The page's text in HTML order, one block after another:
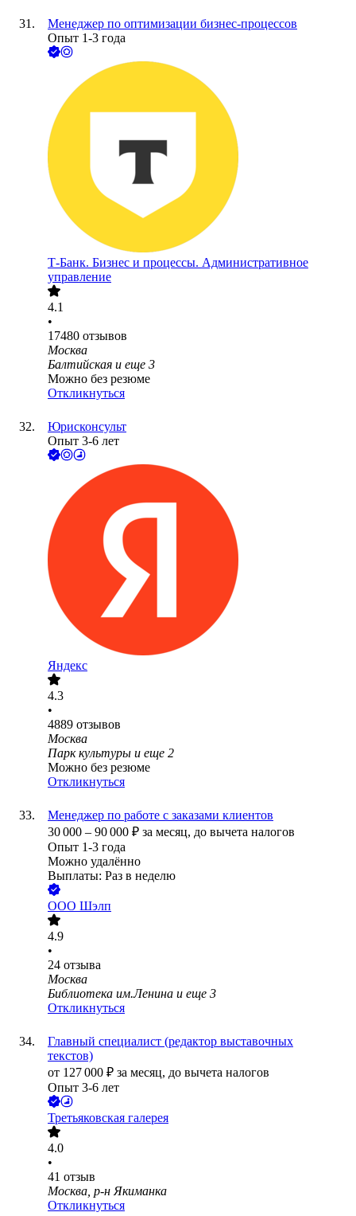
Менеджер по оптимизации бизнес-процессов
Опыт 1-3 года
Т-Банк. Бизнес и процессы. Административное
управление
4.1
•
17480 отзывов
Москва
Балтийская и еще 3
Можно без резюме
Откликнуться
Юрисконсульт
Опыт 3-6 лет
Яндекс
4.3
•
4889 отзывов
Москва
Парк культуры и еще 2
Можно без резюме
Откликнуться
Менеджер по работе с заказами клиентов
30 000 – 90 000 ₽ за месяц, до вычета налогов
Опыт 1-3 года
Можно удалённо
Выплаты: Раз в неделю
ООО Шэлп
4.9
•
24 отзыва
Москва
Библиотека им.Ленина и еще 3
Откликнуться
Главный специалист (редактор выставочных
текстов)
от 127 000 ₽ за месяц, до вычета налогов
Опыт 3-6 лет
Третьяковская галерея
4.0
•
41 отзыв
Москва, р-н Якиманка
Откликнуться